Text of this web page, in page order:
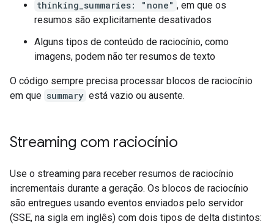
thinking_summaries: "none" , em que os
resumos são explicitamente desativados
Alguns tipos de conteúdo de raciocínio, como
imagens, podem não ter resumos de texto
O código sempre precisa processar blocos de raciocínio
em que summary está vazio ou ausente.
Streaming com raciocínio
Use o streaming para receber resumos de raciocínio
incrementais durante a geração. Os blocos de raciocínio
são entregues usando eventos enviados pelo servidor
(SSE, na sigla em inglês) com dois tipos de delta distintos: